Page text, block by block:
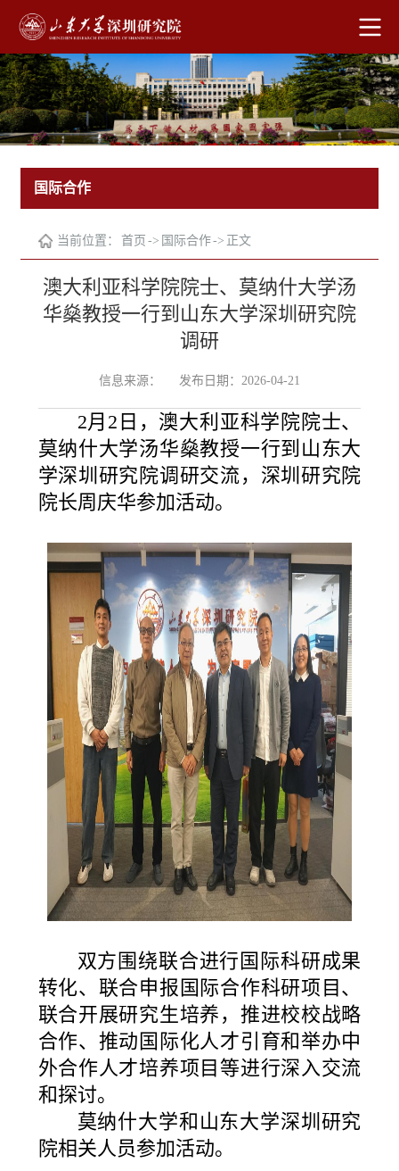
国际合作
当前位置： 首页 -> 国际合作-> 正文
澳大利亚科学院院士、莫纳什大学汤
华燊教授一行到山东大学深圳研究院
调研
信息来源： 发布日期：2026-04-21
2月2日，澳大利亚科学院院士、
莫纳什大学汤华燊教授一行到山东大
学深圳研究院调研交流，深圳研究院
院长周庆华参加活动。
双方围绕联合进行国际科研成果
转化、联合申报国际合作科研项目、
联合开展研究生培养，推进校校战略
合作、推动国际化人才引育和举办中
外合作人才培养项目等进行深入交流
和探讨。
莫纳什大学和山东大学深圳研究
院相关人员参加活动。